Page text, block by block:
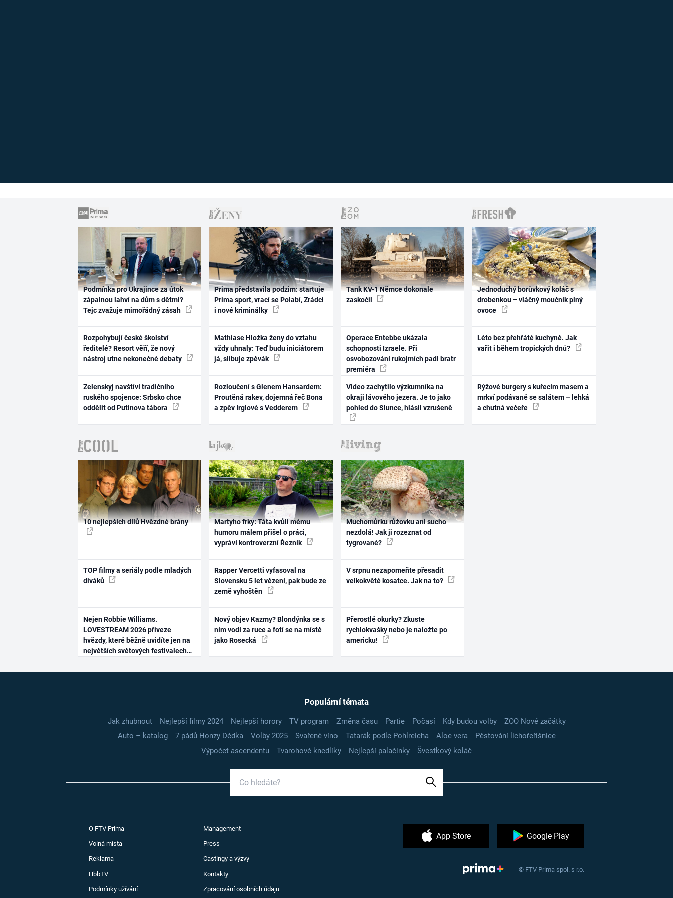
Podmínka pro Ukrajince za útok
zápalnou lahví na dům s dětmi?
Tejc zvažuje mimořádný zásah
Rozpohybují české školství
ředitelé? Resort věří, že nový
nástroj utne nekonečné debaty
Zelenskyj navštíví tradičního
ruského spojence: Srbsko chce
oddělit od Putinova tábora
Prima představila podzim: startuje
Prima sport, vrací se Polabí, Zrádci
i nové kriminálky
Mathiase Hložka ženy do vztahu
vždy uhnaly: Teď budu iniciátorem
já, slibuje zpěvák
Rozloučení s Glenem Hansardem:
Proutěná rakev, dojemná řeč Bona
a zpěv Irglové s Vedderem
Tank KV-1 Němce dokonale
zaskočil
Operace Entebbe ukázala
schopnosti Izraele. Při
osvobozování rukojmích padl bratr
premiéra
Video zachytilo výzkumníka na
okraji lávového jezera. Je to jako
pohled do Slunce, hlásil vzrušeně
Jednoduchý borůvkový koláč s
drobenkou – vláčný moučník plný
ovoce
Léto bez přehřáté kuchyně. Jak
vařit i během tropických dnů?
Rýžové burgery s kuřecím masem a
mrkví podávané se salátem – lehká
a chutná večeře
10 nejlepších dílů Hvězdné brány
TOP filmy a seriály podle mladých
diváků
Nejen Robbie Williams.
LOVESTREAM 2026 přiveze
hvězdy, které běžně uvidíte jen na
největších světových festivalech
Martyho frky: Táta kvůli mému
humoru málem přišel o práci,
vypráví kontroverzní Řezník
Rapper Vercetti vyfasoval na
Slovensku 5 let vězení, pak bude ze
země vyhoštěn
Nový objev Kazmy? Blondýnka se s
ním vodí za ruce a fotí se na místě
jako Rosecká
Muchomůrku růžovku ani sucho
nezdolá! Jak ji rozeznat od
tygrované?
V srpnu nezapomeňte přesadit
velkokvěté kosatce. Jak na to?
Přerostlé okurky? Zkuste
rychlokvašky nebo je naložte po
americku!
Populární témata
Jak zhubnout Nejlepší filmy 2024 Nejlepší horory TV program Změna času Partie Počasí Kdy budou volby
ZOO Nové začátky
Auto – katalog
7 pádů Honzy Dědka Volby 2025 Svařené víno Tatarák podle Pohlreicha Aloe vera
Pěstování lichořeřišnice
Výpočet ascendentu
Tvarohové knedlíky Nejlepší palačinky Švestkový koláč
O FTV Prima Management
Volná místa Press
Reklama Castingy a výzvy
HbbTV Kontakty
Podmínky užívání Zpracování osobních údajů
App Store Google Play
© FTV Prima spol. s r.o.